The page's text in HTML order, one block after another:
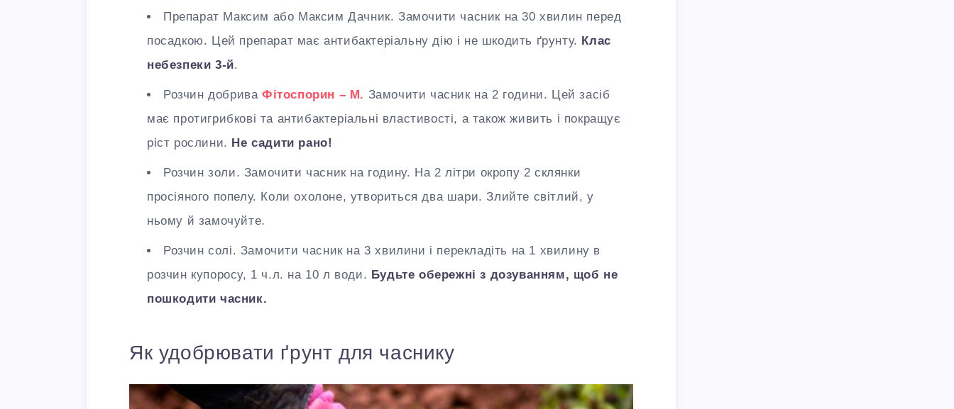
Препарат Максим або Максим Дачник. Замочити часник на 30 хвилин перед
посадкою. Цей препарат має антибактеріальну дію і не шкодить ґрунту. Клас
небезпеки 3-й.
Розчин добрива Фітоспорин – М. Замочити часник на 2 години. Цей засіб
має протигрибкові та антибактеріальні властивості, а також живить і покращує
ріст рослини. Не садити рано!
Розчин золи. Замочити часник на годину. На 2 літри окропу 2 склянки
просіяного попелу. Коли охолоне, утвориться два шари. Злийте світлий, у
ньому й замочуйте.
Розчин солі. Замочити часник на 3 хвилини і перекладіть на 1 хвилину в
розчин купоросу, 1 ч.л. на 10 л води. Будьте обережні з дозуванням, щоб не
пошкодити часник.
Як удобрювати ґрунт для часнику